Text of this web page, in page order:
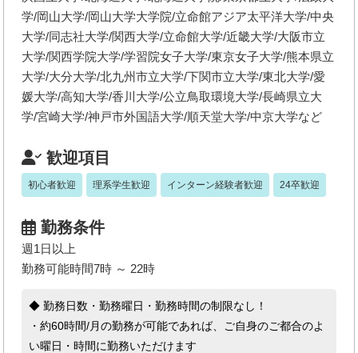
学/岡山大学/岡山大学大学院/立命館アジア太平洋大学/中央
大学/同志社大学/関西大学/立命館大学/近畿大学/大阪市立
大学/関西学院大学/学習院女子大学/東京女子大学/熊本県立
大学/大分大学/北九州市立大学/下関市立大学/東北大学/愛
媛大学/高知大学/香川大学/公立鳥取環境大学/長崎県立大
学/宮崎大学/神戸市外国語大学/順天堂大学/中京大学など
歓迎項目
初心者歓迎 理系学生歓迎 インターン経験者歓迎 24卒歓迎
勤務条件
週1日以上
勤務可能時間7時 ～ 22時
◆ 勤務日数・勤務曜日・勤務時間の制限なし！
・約60時間/月の勤務が可能であれば、ご自身のご都合のよ
い曜日・時間に勤務いただけます